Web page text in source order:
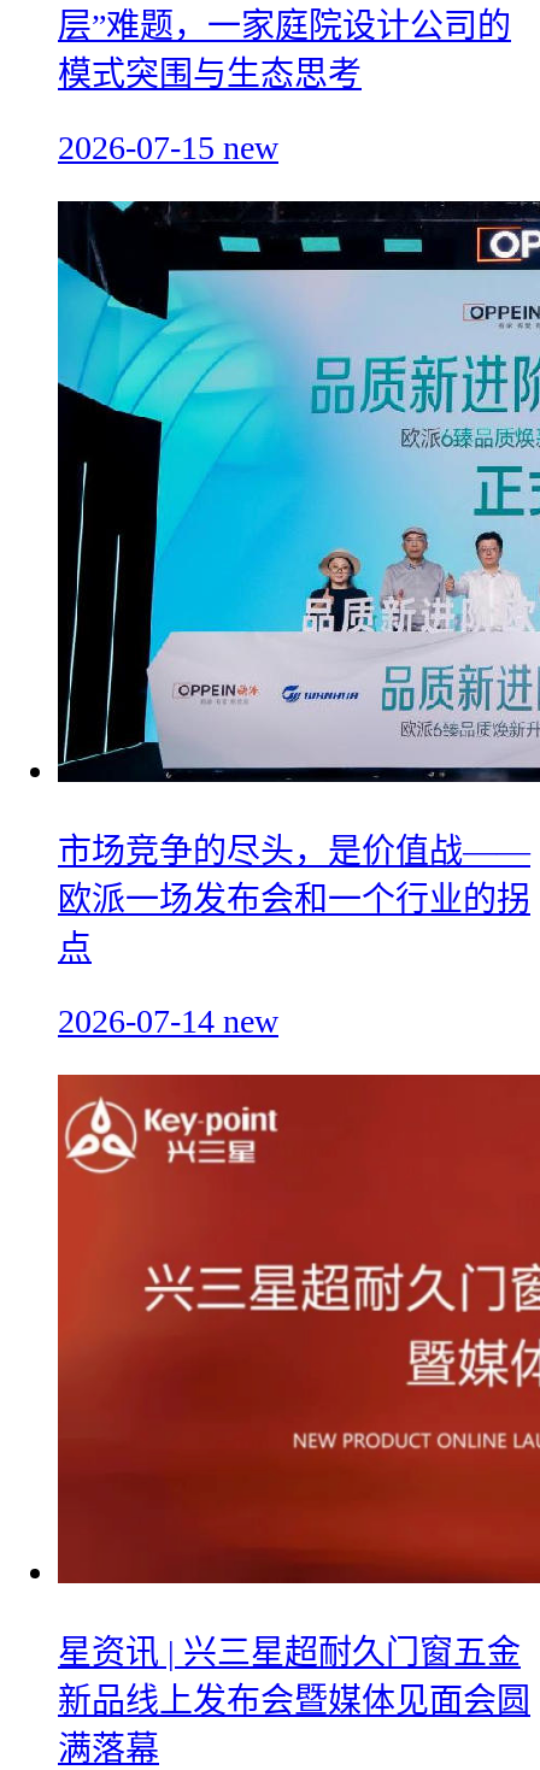
层”难题，一家庭院设计公司的
模式突围与生态思考
2026-07-15 new
市场竞争的尽头，是价值战——
欧派一场发布会和一个行业的拐
点
2026-07-14 new
星资讯 | 兴三星超耐久门窗五金
新品线上发布会暨媒体见面会圆
满落幕